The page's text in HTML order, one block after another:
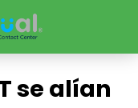
se alían